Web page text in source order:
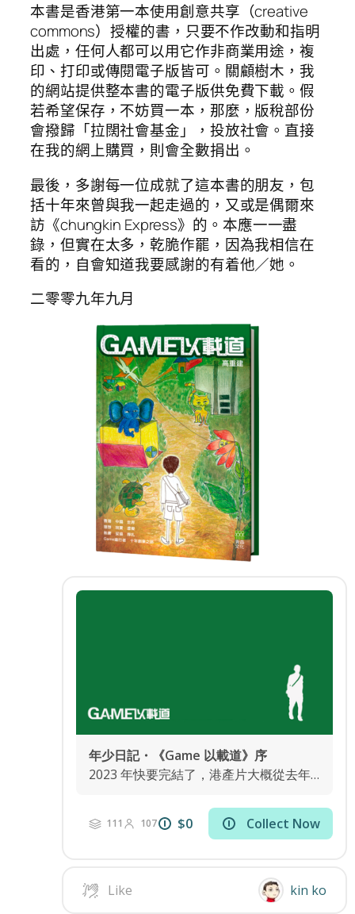
本書是香港第一本使用創意共享（creative
commons）授權的書，只要不作改動和指明
出處，任何人都可以用它作非商業用途，複
印、打印或傳閱電子版皆可。關顧樹木，我
的網站提供整本書的電子版供免費下載。假
若希望保存，不妨買一本，那麼，版稅部份
會撥歸「拉闊社會基金」，投放社會。直接
在我的網上購買，則會全數捐出。
最後，多謝每一位成就了這本書的朋友，包
括十年來曾與我一起走過的，又或是偶爾來
訪《chungkin Express》的。本應一一盡
錄，但實在太多，乾脆作罷，因為我相信在
看的，自會知道我要感謝的有着他／她。
二零零九年九月